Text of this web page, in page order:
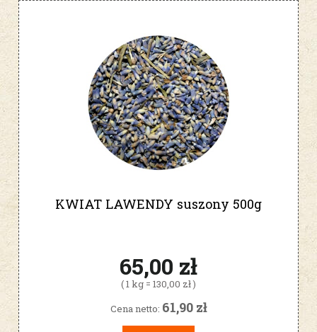
KWIAT LAWENDY suszony 500g
65,00 zł
( 1 kg = 130,00 zł )
Cena netto: 61,90 zł